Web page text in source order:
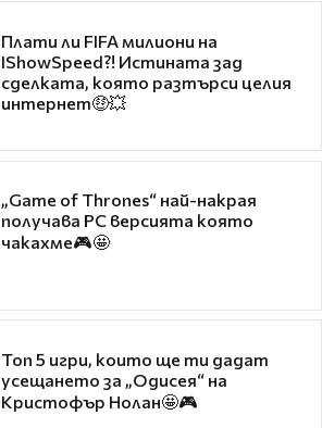
Плати ли FIFA милиони на
IShowSpeed?! Истината зад
сделката, която разтърси целия
интернет🤑💥
„Game of Thrones“ най-накрая
получава PC версията която
чакахме🎮🤩
Топ 5 игри, които ще ти дадат
усещането за „Одисея“ на
Кристофър Нолан🤩🎮